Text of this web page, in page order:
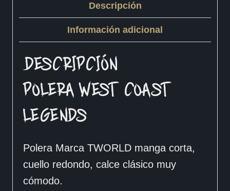
Descripción
Información adicional
DESCRIPCIÓN
POLERA WEST COAST
LEGENDS
Polera Marca TWORLD manga corta,
cuello redondo, calce clásico muy
cómodo.